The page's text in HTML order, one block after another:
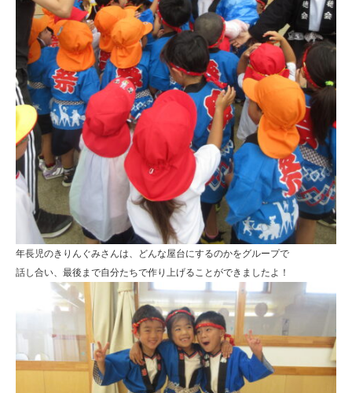
年長児のきりんぐみさんは、どんな屋台にするのかをグループで
話し合い、最後まで自分たちで作り上げることができましたよ！